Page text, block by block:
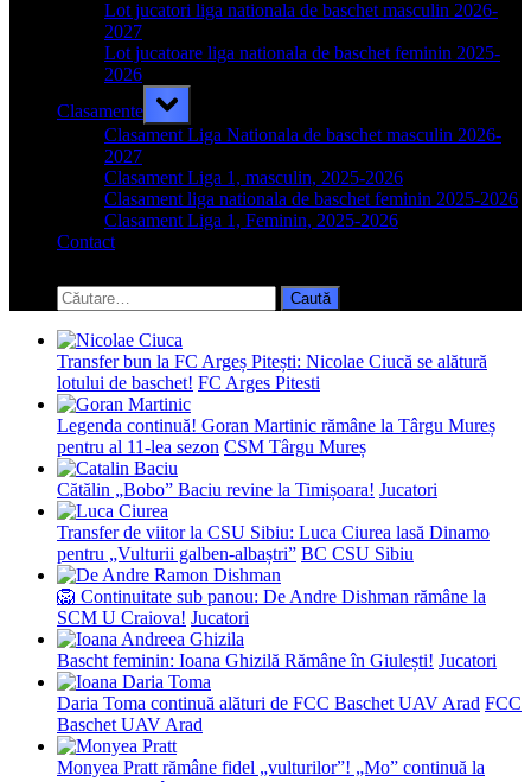
menu
Lot jucatori liga nationala de baschet masculin 2026-
2027
Lot jucatoare liga nationala de baschet feminin 2025-
2026
Clasamente
Toggle
sub-
menu
Clasament Liga Nationala de baschet masculin 2026-
2027
Clasament Liga 1, masculin, 2025-2026
Clasament liga nationala de baschet feminin 2025-2026
Clasament Liga 1, Feminin, 2025-2026
Contact
search
form
Caută
după:
Transfer bun la FC Argeș Pitești: Nicolae Ciucă se alătură
lotului de baschet! FC Arges Pitesti
Legenda continuă! Goran Martinic rămâne la Târgu Mureș
pentru al 11-lea sezon CSM Târgu Mureș
Cătălin „Bobo” Baciu revine la Timișoara! Jucatori
Transfer de viitor la CSU Sibiu: Luca Ciurea lasă Dinamo
pentru „Vulturii galben-albaștri” BC CSU Sibiu
🦁 Continuitate sub panou: De Andre Dishman rămâne la
SCM U Craiova! Jucatori
Bascht feminin: Ioana Ghizilă Rămâne în Giulești! Jucatori
Daria Toma continuă alături de FCC Baschet UAV Arad FCC
Baschet UAV Arad
Monyea Pratt rămâne fidel „vulturilor”! „Mo” continuă la